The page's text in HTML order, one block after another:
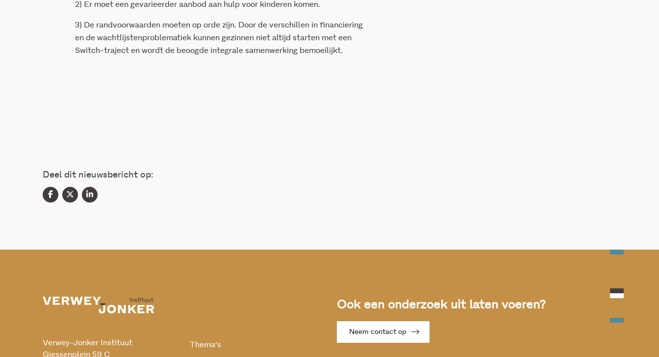
2) Er moet een gevarieerder aanbod aan hulp voor kinderen komen.
3) De randvoorwaarden moeten op orde zijn. Door de verschillen in financiering
en de wachtlijstenproblematiek kunnen gezinnen niet altijd starten met een
Switch-traject en wordt de beoogde integrale samenwerking bemoeilijkt.
Deel dit nieuwsbericht op:
Verwey-Jonker Instituut
Giessenplein 59 C
Thema’s
Ook een onderzoek uit laten voeren?
Neem contact op